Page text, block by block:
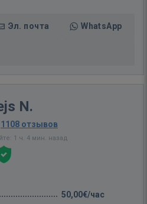
Эл. почта WhatsApp
N.
1108 отзывов
1 ч. 4 мин. назад
50,00€/час